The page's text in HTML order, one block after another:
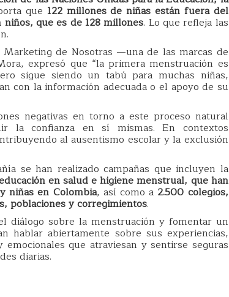
que 122 millones de niñas están fuera del
que es de 128 millones. Lo que refleja las
de Nosotras —una de las marcas de
expresó que “la primera menstruación es
sigue siendo un tabú para muchas niñas,
con la información adecuada o el apoyo de su
negativas en torno a este proceso natural
la confianza en sí mismas. En contextos
al ausentismo escolar y la exclusión
se han realizado campañas que incluyen la
en salud e higiene menstrual, que han
niñas en Colombia, así como a 2.500 colegios,
poblaciones y corregimientos.
diálogo sobre la menstruación y fomentar un
hablar abiertamente sobre sus experiencias,
que atraviesan y sentirse seguras
diarias.